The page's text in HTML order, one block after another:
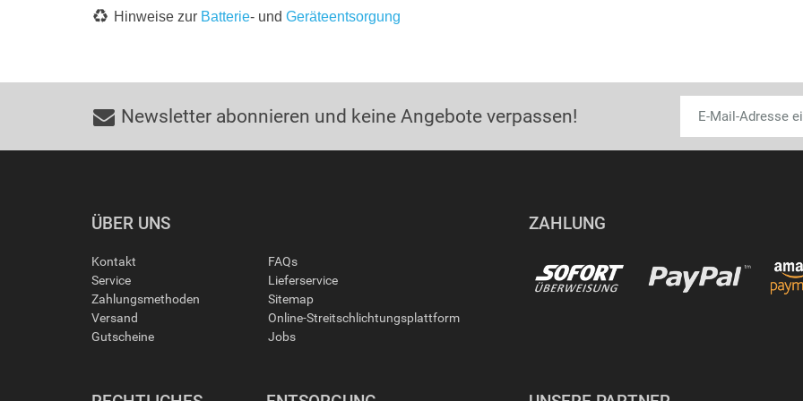
Hinweise zur Batterie- und Geräteentsorgung
Newsletter abonnieren und keine Angebote verpassen!
ÜBER UNS
Kontakt
Service
Zahlungsmethoden
Versand
Gutscheine
FAQs
Lieferservice
Sitemap
Online-Streitschlichtungsplattform
Jobs
ZAHLUNG